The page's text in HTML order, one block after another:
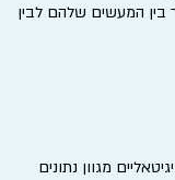
המעשים שלהם לבין
מגוון נתונים